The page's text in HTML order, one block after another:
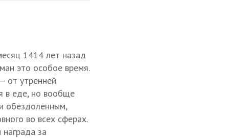
1414 лет назад
это особое время.
от утренней
в еде, но вообще
обездоленным,
во всех сферах.
за